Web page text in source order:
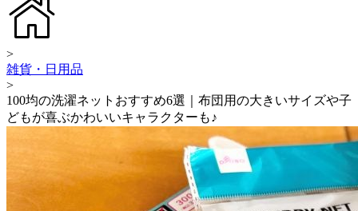
>
雑貨・日用品
>
100均の洗濯ネットおすすめ6選｜布団用の大きいサイズや子
どもが喜ぶかわいいキャラクターも♪